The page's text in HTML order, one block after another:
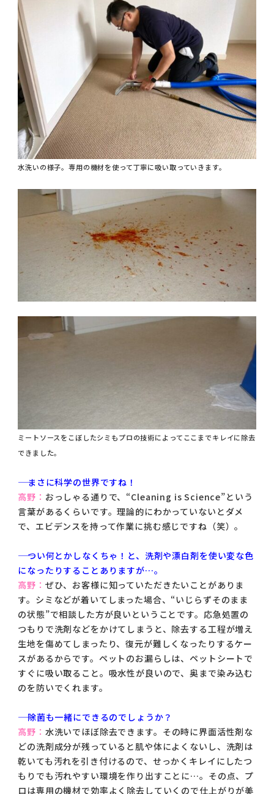
水洗いの様子。専用の機材を使って丁寧に吸い取っていきます。
ミートソースをこぼしたシミもプロの技術によってここまでキレイに除去
できました。
―― まさに科学の世界ですね！
高野： おっしゃる通りで、“Cleaning is Science”という
言葉があるくらいです。理論的にわかっていないとダメ
で、エビデンスを持って作業に挑む感じですね（笑）。
―― つい何とかしなくちゃ！と、洗剤や漂白剤を使い変な色
になったりすることありますが…。
高野： ぜひ、お客様に知っていただきたいことがありま
す。シミなどが着いてしまった場合、“いじらずそのまま
の状態”で相談した方が良いということです。応急処置の
つもりで洗剤などをかけてしまうと、除去する工程が増え
生地を傷めてしまったり、復元が難しくなったりするケー
スがあるからです。ペットのお漏らしは、ペットシートで
すぐに吸い取ること。吸水性が良いので、奥まで染み込む
のを防いでくれます。
―― 除菌も一緒にできるのでしょうか？
高野： 水洗いでほぼ除去できます。その時に界面活性剤な
どの洗剤成分が残っていると肌や体によくないし、洗剤は
乾いても汚れを引き付けるので、せっかくキレイにしたつ
もりでも汚れやすい環境を作り出すことに…。その点、プ
ロは専用の機材で効率よく除去していくので仕上がりが美